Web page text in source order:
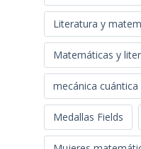
Literatura y
Matemáticas y
mecánica cuántica
Medallas Fields